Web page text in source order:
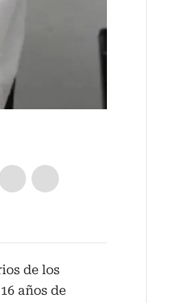
de los
años de